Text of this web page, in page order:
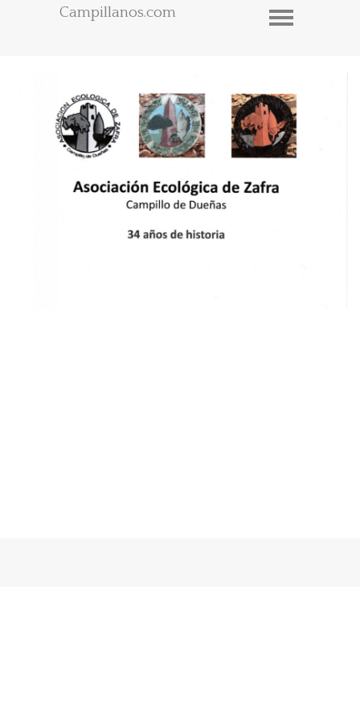
Campillanos.com